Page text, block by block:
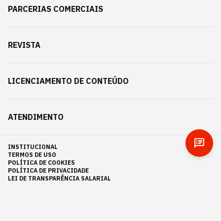
PARCERIAS COMERCIAIS
REVISTA
LICENCIAMENTO DE CONTEÚDO
ATENDIMENTO
INSTITUCIONAL
TERMOS DE USO
POLÍTICA DE COOKIES
POLÍTICA DE PRIVACIDADE
LEI DE TRANSPARÊNCIA SALARIAL